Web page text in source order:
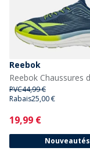
Reebok
PVC44,99 €
Rabais25,00 €
Current
19,99 €
Nouveautés